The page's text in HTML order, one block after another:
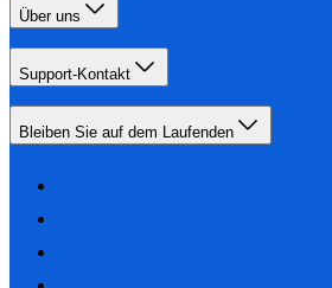
Über uns
Support-Kontakt
Bleiben Sie auf dem Laufenden